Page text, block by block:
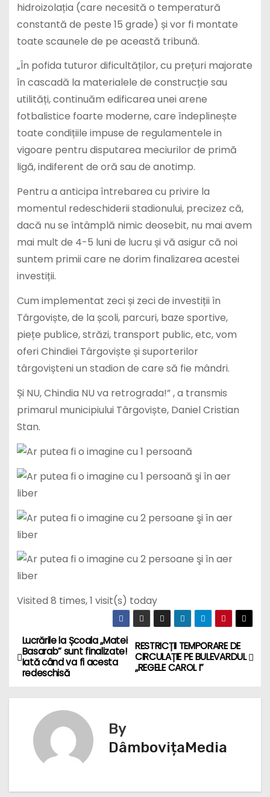
hidroizolația (care necesită o temperatură
constantă de peste 15 grade) și vor fi montate
toate scaunele de pe această tribună.
„În pofida tuturor dificultăților, cu prețuri majorate
în cascadă la materialele de construcție sau
utilități, continuăm edificarea unei arene
fotbalistice foarte moderne, care îndeplinește
toate condițiile impuse de regulamentele in
vigoare pentru disputarea meciurilor de primă
ligă, indiferent de oră sau de anotimp.
Pentru a anticipa întrebarea cu privire la
momentul redeschiderii stadionului, precizez că,
dacă nu se întâmplă nimic deosebit, nu mai avem
mai mult de 4-5 luni de lucru și vă asigur că noi
suntem primii care ne dorim finalizarea acestei
investiții.
Cum implementat zeci și zeci de investiții în
Târgoviște, de la școli, parcuri, baze sportive,
piețe publice, străzi, transport public, etc, vom
oferi Chindiei Târgoviște și suporterilor
târgovișteni un stadion de care să fie mândri.
Și NU, Chindia NU va retrograda!” , a transmis
primarul municipiului Târgoviște, Daniel Cristian
Stan.
Visited 8 times, 1 visit(s) today
N
a
v
RESTRICȚII TEMPORARE DE
CIRCULAȚIE PE BULEVARDUL
„REGELE CAROL I”
Lucrările la Școala „Matei
Basarab” sunt finalizate!
Iată când va fi acesta
redeschisă
By
DâmbovițaMedia